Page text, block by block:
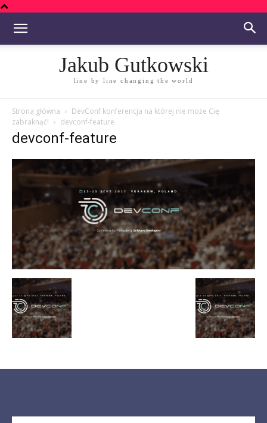
Jakub Gutkowski
line by line changing the world
Strona główna
DevConf konferencja na której nie może Cię
zabraknąć!
devconf-feature
devconf-feature